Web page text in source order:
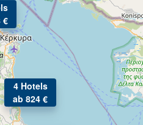
4 Hotels
ab 824 €
€